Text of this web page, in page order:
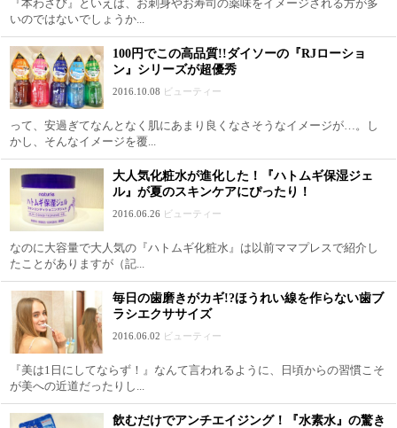
『本わさび』といえば、お刺身やお寿司の薬味をイメージされる方が多
いのではないでしょうか...
100円でこの高品質!!ダイソーの『RJローショ
ン』シリーズが超優秀
2016.10.08 ビューティー
って、安過ぎてなんとなく肌にあまり良くなさそうなイメージが…。し
かし、そんなイメージを覆...
大人気化粧水が進化した！『ハトムギ保湿ジェ
ル』が夏のスキンケアにぴったり！
2016.06.26 ビューティー
なのに大容量で大人気の『ハトムギ化粧水』は以前ママプレスで紹介し
たことがありますが（記...
毎日の歯磨きがカギ!?ほうれい線を作らない歯ブ
ラシエクササイズ
2016.06.02 ビューティー
『美は1日にしてならず！』なんて言われるように、日頃からの習慣こそ
が美への近道だったりし...
飲むだけでアンチエイジング！『水素水』の驚き